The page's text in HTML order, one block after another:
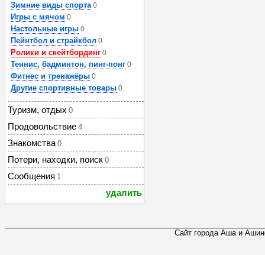
Зимние виды спорта 0
Игры с мячом 0
Настольные игры 0
Пейнтбол и страйкбол 0
Ролики и скейтбординг 0
Теннис, бадминтон, пинг-понг 0
Фитнес и тренажёры 0
Другие спортивные товары 0
Туризм, отдых 0
Продовольствие 4
Знакомства 0
Потери, находки, поиск 0
Сообщения 1
удалить
Сайт города Аша и